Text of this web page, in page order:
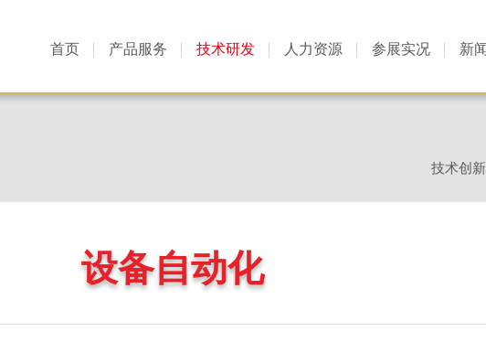
首页 产品服务 技术研发 人力资源 参展实况 新
技术创新
设备自动化